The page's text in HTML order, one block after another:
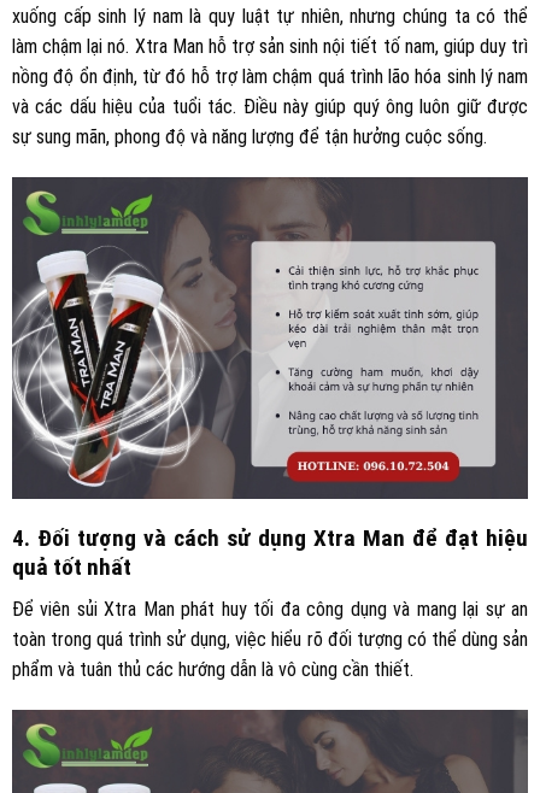
xuống cấp sinh lý nam là quy luật tự nhiên, nhưng chúng ta có thể
làm chậm lại nó. Xtra Man hỗ trợ sản sinh nội tiết tố nam, giúp duy trì
nồng độ ổn định, từ đó hỗ trợ làm chậm quá trình lão hóa sinh lý nam
và các dấu hiệu của tuổi tác. Điều này giúp quý ông luôn giữ được
sự sung mãn, phong độ và năng lượng để tận hưởng cuộc sống.
4. Đối tượng và cách sử dụng Xtra Man để đạt hiệu
quả tốt nhất
Để viên sủi Xtra Man phát huy tối đa công dụng và mang lại sự an
toàn trong quá trình sử dụng, việc hiểu rõ đối tượng có thể dùng sản
phẩm và tuân thủ các hướng dẫn là vô cùng cần thiết.